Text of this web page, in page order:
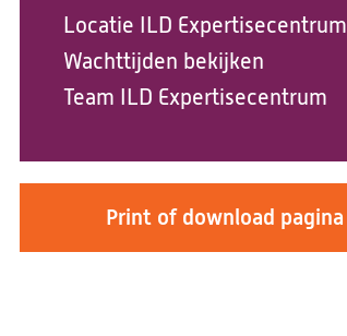
Locatie ILD Expertisecentrum
Wachttijden bekijken
Team ILD Expertisecentrum
Print of download pagina